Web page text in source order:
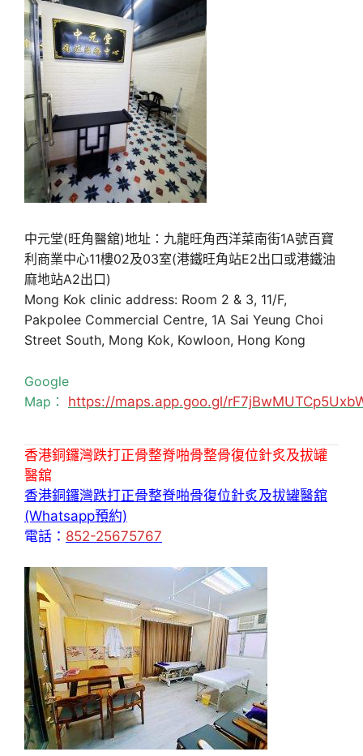
中元堂(旺角醫舘)地址：九龍旺角西洋菜南街1A號百寶
利商業中心11樓02及03室(港鐵旺角站E2出口或港鐵油
麻地站A2出口)
Mong Kok clinic address: Room 2 & 3, 11/F,
Pakpolee Commercial Centre, 1A Sai Yeung Choi
Street South, Mong Kok, Kowloon, Hong Kong
Google
Map： https://maps.app.goo.gl/
香港銅鑼灣跌打正骨整脊啪骨整骨復位針炙及拔罐
醫舘
香港銅鑼灣跌打正骨整脊啪骨復位針炙及拔罐醫舘
(Whatsapp預約)
電話： 852-25675767